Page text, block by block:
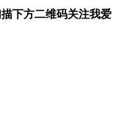
下方二维码关注我爱